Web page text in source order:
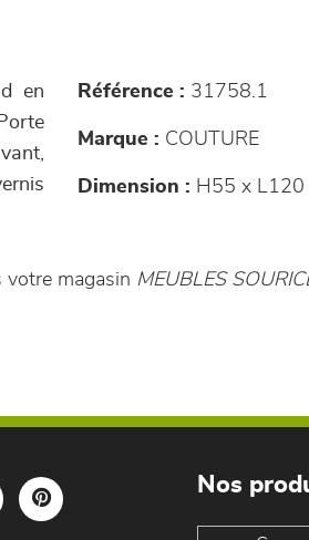
en
Référence : 31758.1
Marque : COUTURE
Dimension : H55 x L120
votre magasin MEUBLES
Nos